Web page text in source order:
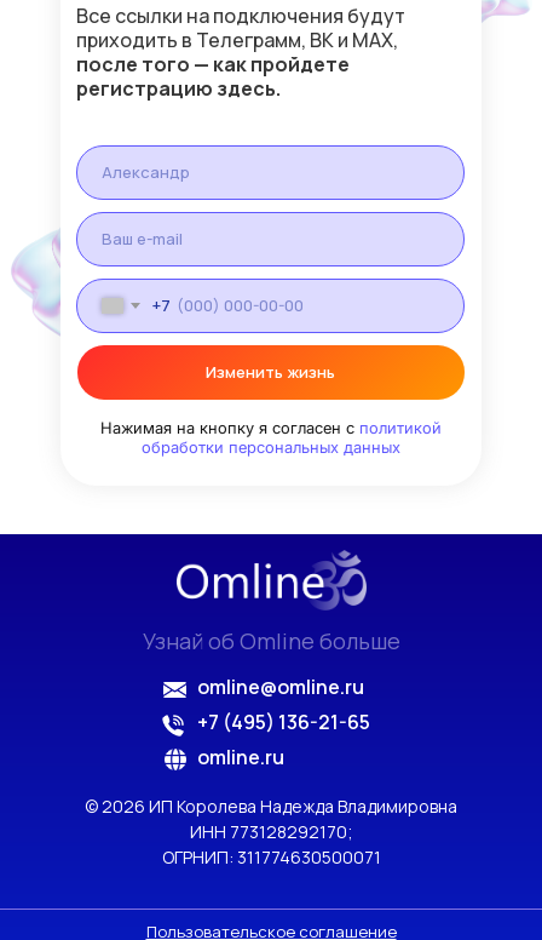
Все ссылки на подключения будут
приходить в Телеграмм, ВК и МАХ,
после того — как пройдете
регистрацию здесь.
+7
Изменить жизнь
Нажимая на кнопку я согласен с политикой
обработки персональных данных
Узнай об Omline больше
omline@omline.ru
+7 (495) 136-21-65
omline.ru
© 2026 ИП Королева Надежда Владимировна
ИНН 773128292170;
ОГРНИП: 311774630500071
Пользовательское соглашение